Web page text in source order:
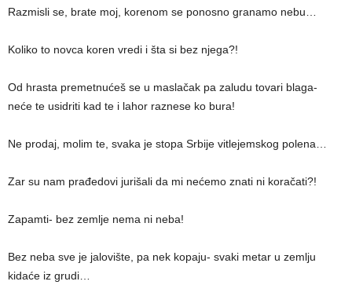
Razmisli se, brate moj, korenom se ponosno granamo nebu…
Koliko to novca koren vredi i šta si bez njega?!
Od hrasta premetnućeš se u maslačak pa zaludu tovari blaga-
neće te usidriti kad te i lahor raznese ko bura!
Ne prodaj, molim te, svaka je stopa Srbije vitlejemskog polena…
Zar su nam prađedovi jurišali da mi nećemo znati ni koračati?!
Zapamti- bez zemlje nema ni neba!
Bez neba sve je jalovište, pa nek kopaju- svaki metar u zemlju
kidaće iz grudi…